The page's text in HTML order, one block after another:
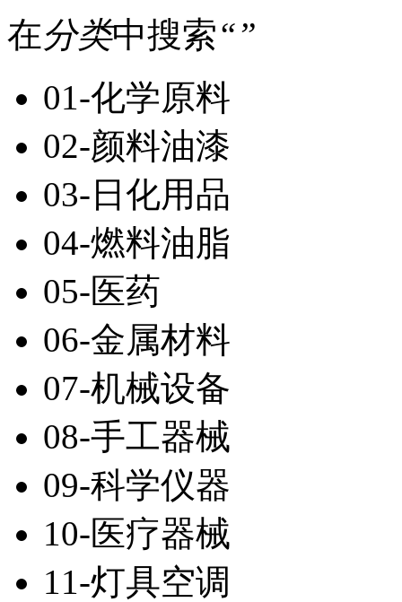
在分类中搜索“”
01-化学原料
02-颜料油漆
03-日化用品
04-燃料油脂
05-医药
06-金属材料
07-机械设备
08-手工器械
09-科学仪器
10-医疗器械
11-灯具空调